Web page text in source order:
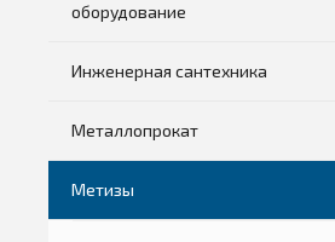
оборудование
Инженерная сантехника
Металлопрокат
Метизы